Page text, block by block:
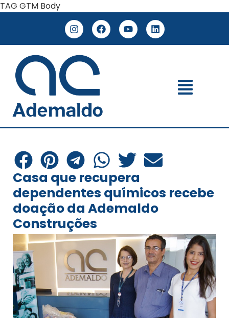
TAG GTM Body
Casa que recupera
dependentes químicos recebe
doação da Ademaldo
Construções